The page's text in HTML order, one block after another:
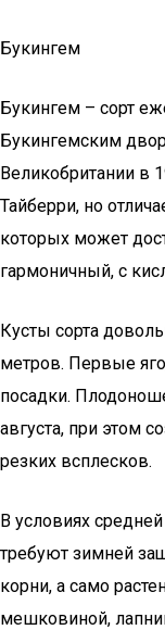
Букингем
Букингем – сорт
Букингемским
Великобритании в
Тайберри, но
которых может
гармоничный, с
Кусты сорта
метров. Первые
посадки.
августа, при этом
резких всплесков.
В условиях
требуют зимней
корни, а само
мешковиной,